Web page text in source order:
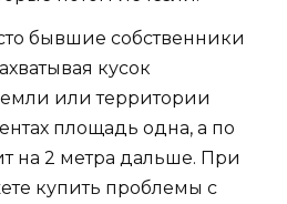
бывшие собственники
кусок
или территории
площадь одна, а по
на 2 метра дальше. При
купить проблемы с